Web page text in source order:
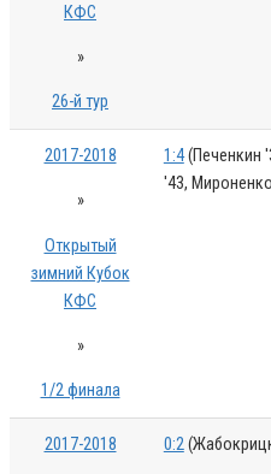
КФС
»
26-й тур
2017-2018
»
Открытый
зимний Кубок
КФС
»
1/2 финала
1:4(Печенкин
'43,
2017-2018 0:2